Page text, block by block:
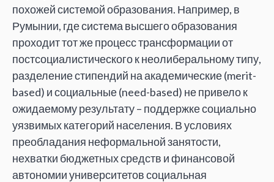
похожей системой образования. Например, в
Румынии, где система высшего образования
проходит тот же процесс трансформации от
постсоциалистического к неолиберальному типу,
разделение стипендий на академические (merit-
based) и социальные (need-based) не привело к
ожидаемому результату – поддержке социально
уязвимых категорий населения. В условиях
преобладания неформальной занятости,
нехватки бюджетных средств и финансовой
автономии университетов социальная